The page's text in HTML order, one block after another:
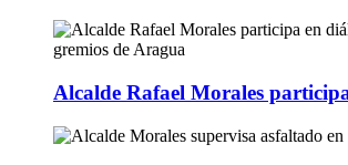
Alcalde Rafael Morales